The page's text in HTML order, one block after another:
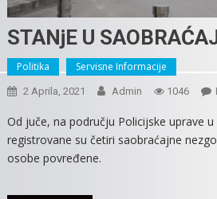
STANjE U
Politika Servisne Informacije
2 Aprila, 2021 Admin 1046
Od juče, na području Policijske uprave
registrovane su četiri saobraćajne
osobe povređene.